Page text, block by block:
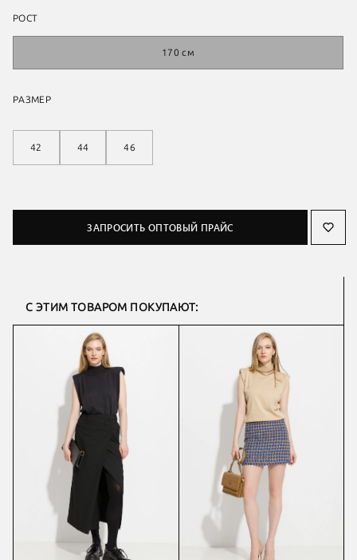
РОСТ
170 см
РАЗМЕР
42 44 46
ЗАПРОСИТЬ ОПТОВЫЙ ПРАЙС
С ЭТИМ ТОВАРОМ ПОКУПАЮТ: